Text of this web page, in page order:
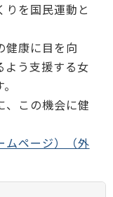
を国民運動と
健康に目を向
よう支援する女
、この機会に健
ムページ）（外